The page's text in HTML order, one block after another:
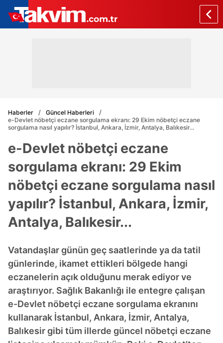
Haberler
Güncel Haberleri
e-Devlet nöbetçi eczane sorgulama ekranı: 29 Ekim nöbetçi eczane
sorgulama nasıl yapılır? İstanbul, Ankara, İzmir, Antalya, Balıkesir...
e-Devlet nöbetçi eczane
sorgulama ekranı: 29 Ekim
nöbetçi eczane sorgulama nasıl
yapılır? İstanbul, Ankara, İzmir,
Antalya, Balıkesir...
Vatandaşlar günün geç saatlerinde ya da tatil
günlerinde, ikamet ettikleri bölgede hangi
eczanelerin açık olduğunu merak ediyor ve
araştırıyor. Sağlık Bakanlığı ile entegre çalışan
e-Devlet nöbetçi eczane sorgulama ekranını
kullanarak İstanbul, Ankara, İzmir, Antalya,
Balıkesir gibi tüm illerde güncel nöbetçi eczane